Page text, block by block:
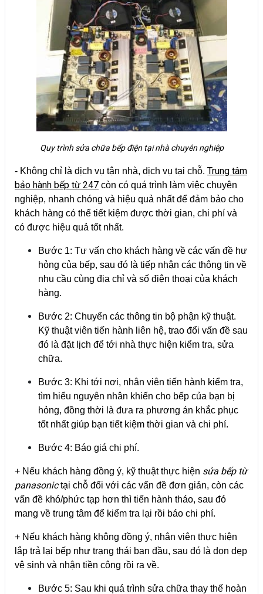
Quy trình sửa chữa bếp điện tại nhà chuyên nghiệp
- Không chỉ là dịch vụ tận nhà, dịch vụ tại chỗ. Trung tâm
bảo hành bếp từ 247 còn có quá trình làm việc chuyên
nghiệp, nhanh chóng và hiệu quả nhất để đảm bảo cho
khách hàng có thể tiết kiệm được thời gian, chi phí và
có được hiệu quả tốt nhất.
Bước 1: Tư vấn cho khách hàng về các vấn đề hư
hỏng của bếp, sau đó là tiếp nhận các thông tin về
nhu cầu cùng địa chỉ và số điện thoại của khách
hàng.
Bước 2: Chuyển các thông tin bộ phận kỹ thuật.
Kỹ thuật viên tiến hành liên hệ, trao đổi vấn đề sau
đó là đặt lịch để tới nhà thực hiện kiểm tra, sửa
chữa.
Bước 3: Khi tới nơi, nhân viên tiến hành kiểm tra,
tìm hiểu nguyên nhân khiến cho bếp của bạn bị
hỏng, đồng thời là đưa ra phương án khắc phục
tốt nhất giúp bạn tiết kiệm thời gian và chi phí.
Bước 4: Báo giá chi phí.
+ Nếu khách hàng đồng ý, kỹ thuật thực hiện sửa bếp từ
panasonictại chỗ đối với các vấn đề đơn giản, còn các
vấn đề khó/phức tạp hơn thì tiến hành tháo, sau đó
mang về trung tâm để kiểm tra lại rồi báo chi phí.
+ Nếu khách hàng không đồng ý, nhân viên thực hiện
lắp trả lại bếp như trạng thái ban đầu, sau đó là dọn dẹp
vệ sinh và nhận tiền công rồi ra về.
Bước 5: Sau khi quá trình sửa chữa thay thế hoàn